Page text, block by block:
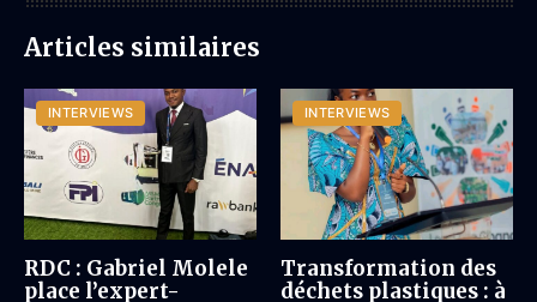
Articles similaires
INTERVIEWS
RDC : Gabriel Molele
place l’expert-
INTERVIEWS
Transformation des
déchets plastiques : à